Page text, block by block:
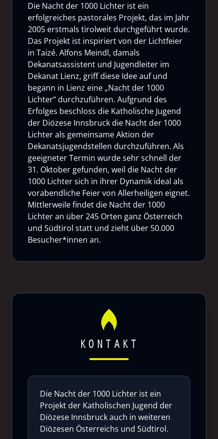
Die Nacht der 1000 Lichter ist ein
erfolgreiches pastorales Projekt, das im Jahr
2005 erstmals tirolweit durchgeführt wurde.
Das Projekt ist inspiriert von der Lichtfeier
in Taizé. Alfons Meindl, damals
Dekanatsassistent und Jugendleiter im
Dekanat Lienz, griff diese Idee auf und
begann in Lienz eine „Nacht der 1000
Lichter“ durchzuführen. Aufgrund des
Erfolges beschloss die Katholische Jugend
der Diözese Innsbruck die Nacht der 1000
Lichter als gemeinsame Aktion der
Dekanatsjugendstellen durchzuführen. Als
geeigneter Termin wurde sehr schnell der
31. Oktober gefunden, weil die Nacht der
1000 Lichter sich in ihrer Dynamik ideal als
vorabendliche Feier von Allerheiligen eignet.
Mittlerweile findet die Nacht der 1000
Lichter an über 245 Orten ganz Österreich
und Südtirol statt und zieht über 50.000
Besucher*innen an.
KONTAKT
Die Nacht der 1000 Lichter ist ein
Projekt der Katholischen Jugend der
Diözese Innsbruck auch in weiteren
Diözesen Österreichs und Südtirol.